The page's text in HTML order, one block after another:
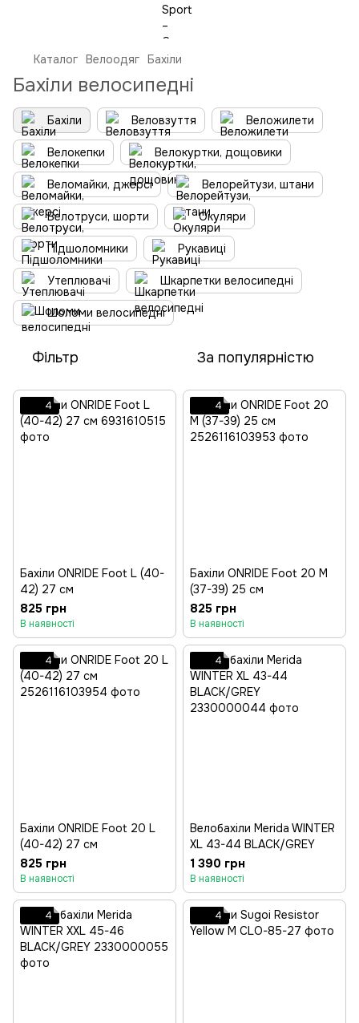
Каталог Велоодяг Бахіли
Бахіли велосипедні
Бахіли Веловзуття Веложилети
Велокепки Велокуртки, дощовики
Веломайки, джерсі Велорейтузи, штани
Велотруси, шорти Окуляри
Підшоломники Рукавиці
Утеплювачі Шкарпетки велосипедні
Шоломи велосипедні
Фільтр За популярністю
4
Бахіли ONRIDE Foot L (40-
42) 27 см
825 грн
В наявності
4
Бахіли ONRIDE Foot 20 M
(37-39) 25 см
825 грн
В наявності
4
Бахіли ONRIDE Foot 20 L
(40-42) 27 см
825 грн
В наявності
4
Велобахіли Merida WINTER
XL 43-44 BLACK/GREY
1 390 грн
В наявності
4 4